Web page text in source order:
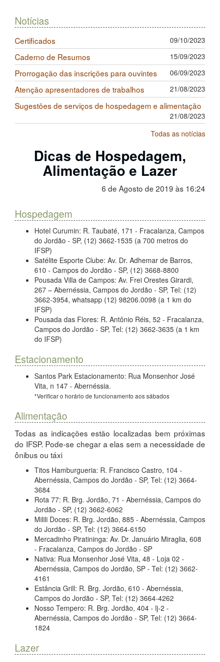
Notícias
Certificados 09/10/2023
Caderno de Resumos 15/09/2023
Prorrogação das inscrições para ouvintes 06/09/2023
Atenção apresentadores de trabalhos 21/08/2023
Sugestões de serviços de hospedagem e alimentação
21/08/2023
Todas as notícias
Dicas de Hospedagem,
Alimentação e Lazer
6 de Agosto de 2019 às 16:24
Hospedagem
Hotel Curumin: R. Taubaté, 171 - Fracalanza, Campos
do Jordão - SP, (12) 3662-1535 (a 700 metros do
IFSP)
Satélite Esporte Clube: Av. Dr. Adhemar de Barros,
610 - Campos do Jordão - SP, (12) 3668-8800
Pousada Villa de Campos: Av. Frei Orestes Girardi,
267 – Abernéssia, Campos do Jordão - SP, Tel: (12)
3662-3954, whatsapp (12) 98206.0098 (a 1 km do
IFSP)
Pousada das Flores: R. Antônio Réis, 52 - Fracalanza,
Campos do Jordão - SP, Tel: (12) 3662-3635 (a 1 km
do IFSP)
Estacionamento
Santos Park Estacionamento: Rua Monsenhor José
Vita, n 147 - Abernéssia.
*Verificar o horário de funcionamento aos sábados
Alimentação
Todas as indicações estão localizadas bem próximas
do IFSP. Pode-se chegar a elas sem a necessidade de
ônibus ou táxi
Titos Hamburgueria: R. Francisco Castro, 104 -
Abernéssia, Campos do Jordão - SP, Tel: (12) 3664-
3684
Rota 77: R. Brg. Jordão, 71 - Abernéssia, Campos do
Jordão - SP, (12) 3662-6062
Milili Doces: R. Brg. Jordão, 885 - Abernéssia, Campos
do Jordão - SP, Tel: (12) 3664-6150
Mercadinho Piratininga: Av. Dr. Januário Miraglia, 608
- Fracalanza, Campos do Jordão - SP
Nativa: Rua Monsenhor José Vita, 48 - Loja 02 -
Abernéssia, Campos do Jordão, SP - Tel: (12) 3662-
4161
Estância Grill: R. Brg. Jordão, 610 - Abernéssia,
Campos do Jordão - SP, Tel: (12) 3664-4262
Nosso Tempero: R. Brg. Jordão, 404 - lj-2 -
Abernéssia, Campos do Jordão - SP, Tel: (12) 3664-
1824
Lazer